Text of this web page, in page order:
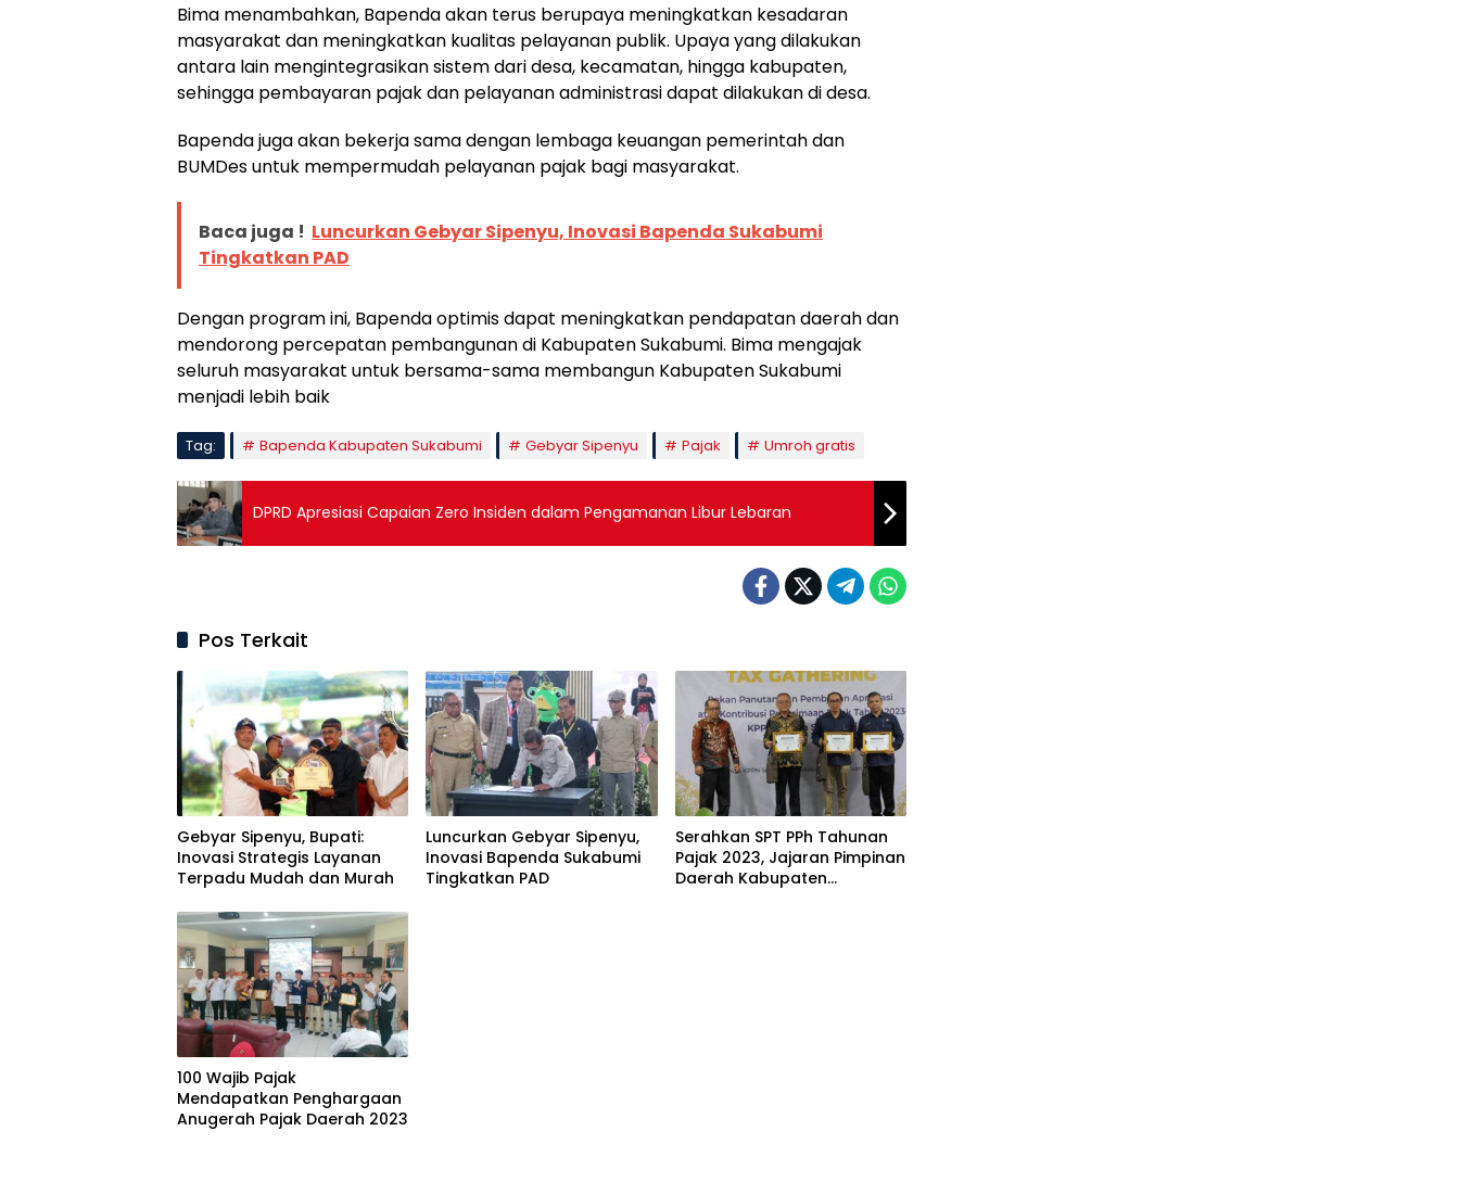
Bima menambahkan, Bapenda akan terus berupaya meningkatkan kesadaran
masyarakat dan meningkatkan kualitas pelayanan publik. Upaya yang dilakukan
antara lain mengintegrasikan sistem dari desa, kecamatan, hingga kabupaten,
sehingga pembayaran pajak dan pelayanan administrasi dapat dilakukan di desa.
Bapenda juga akan bekerja sama dengan lembaga keuangan pemerintah dan
BUMDes untuk mempermudah pelayanan pajak bagi masyarakat.
Baca juga ! Luncurkan Gebyar Sipenyu, Inovasi Bapenda Sukabumi
Tingkatkan PAD
Dengan program ini, Bapenda optimis dapat meningkatkan pendapatan daerah dan
mendorong percepatan pembangunan di Kabupaten Sukabumi. Bima mengajak
seluruh masyarakat untuk bersama-sama membangun Kabupaten Sukabumi
menjadi lebih baik
Tag: Bapenda Kabupaten Sukabumi Gebyar Sipenyu Pajak Umroh gratis
DPRD Apresiasi Capaian Zero Insiden dalam Pengamanan Libur Lebaran
Pos Terkait
Gebyar Sipenyu, Bupati:
Inovasi Strategis Layanan
Terpadu Mudah dan Murah
Luncurkan Gebyar Sipenyu,
Inovasi Bapenda Sukabumi
Tingkatkan PAD
Serahkan SPT PPh Tahunan
Pajak 2023, Jajaran Pimpinan
Daerah Kabupaten
100 Wajib Pajak
Mendapatkan Penghargaan
Anugerah Pajak Daerah 2023